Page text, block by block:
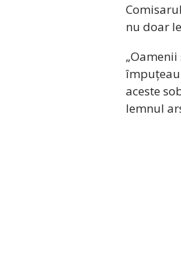
nu doar
„Oamenii
împuțeau
aceste
lemnul